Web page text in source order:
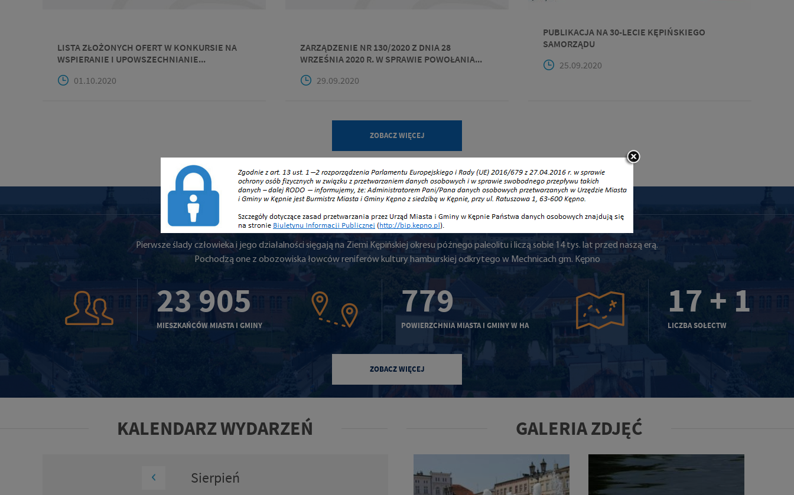
LISTA ZŁOŻONYCH OFERT W KONKURSIE NA
WSPIERANIE I UPOWSZECHNIANIE...
01.10.2020
ZARZĄDZENIE NR 130/2020 Z DNIA 28
WRZEŚNIA 2020 R. W SPRAWIE POWOŁANIA...
29.09.2020
PUBLIKACJA NA 30-LECIE KĘPIŃSKIEGO
SAMORZĄDU
25.09.2020
ZOBACZ WIĘCEJ
POZNAJ KĘPNO
Pierwsze ślady człowieka i jego działalności sięgają na Ziemi Kępińskiej okresu późnego paleolitu i liczą sobie 14 tys. lat przed naszą erą.
Pochodzą one z obozowiska łowców reniferów kultury hamburskiej odkrytego w Mechnicach gm. Kępno
23 905
MIESZKAŃCÓW MIASTA I GMINY
779
POWIERZCHNIA MIASTA I GMINY W HA
17 + 1
LICZBA SOŁECTW
ZOBACZ WIĘCEJ
KALENDARZ WYDARZEŃ GALERIA ZDJĘĆ
Sierpień